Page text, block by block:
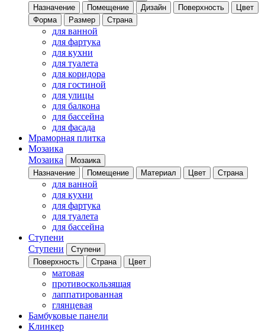
Назначение
Помещение Дизайн Поверхность
Цвет
Форма
Размер Страна
для ванной
для фартука
для кухни
для туалета
для коридора
для гостиной
для улицы
для балкона
для бассейна
для фасада
Мраморная плитка
Мозаика
Мозаика
Мозаика
Назначение
Помещение Материал Цвет Страна
для ванной
для кухни
для фартука
для туалета
для бассейна
Ступени
Ступени
Ступени
Поверхность
Страна Цвет
матовая
противоскользящая
лаппатированная
глянцевая
Бамбуковые панели
Клинкер